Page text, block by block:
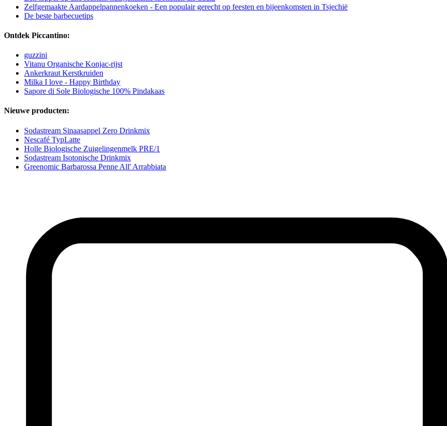
Zelfgemaakte Aardappelpannenkoeken - Een populair gerecht op feesten en bijeenkomsten in Tsjechië
De beste barbecuetips
Ontdek Piccantino:
guzzini
Vitanu Organische Konjac-rijst
Ankerkraut Kerstkruiden
Milka I love - Happy Birthday
Sapore di Sole Biologische 100% Pindakaas
Nieuwe producten:
Sodastream Sinaasappel Zero Drinkmix
Nescafé TypLatte
Holle Biologische Zuigelingenmelk PRE/1
Sodastream Isotonische Drinkmix
Greenomic Barbarossa Penne All' Arrabbiata